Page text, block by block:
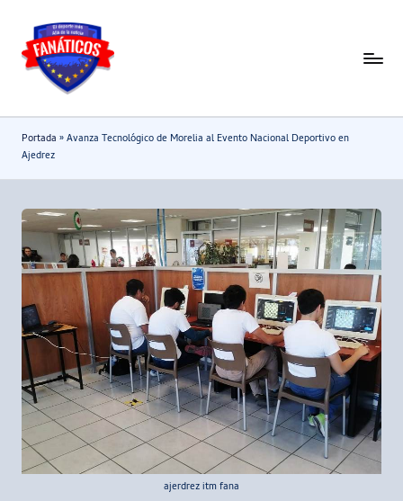
Saltar
contenido
F
n
a
i
c
o
s
Noticias
deportivas
-
Mundial
2026
Portada »Avanza Tecnológico de Morelia al Evento Nacional Deportivo en
Ajedrez
ajerdrez itm fana